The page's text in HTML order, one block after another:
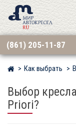
(861) 205-11-87
Мир детских
Как выбрать
Выбор
Priori?